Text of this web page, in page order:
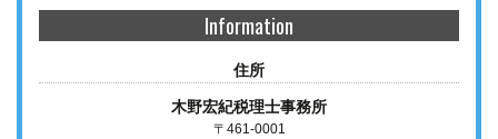
Information
住所
木野宏紀税理士事務所
〒461-0001